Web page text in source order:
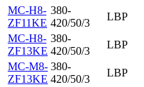
MC-H8-
ZF11KE
380-
420/50/3
LBP
MC-H8-
ZF13KE
380-
420/50/3
LBP
MC-M8-
ZF13KE
380-
420/50/3
LBP